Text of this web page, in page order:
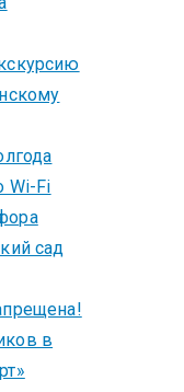
Wi-Fi
сад
в